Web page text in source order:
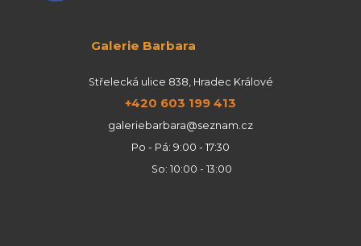
Galerie Barbara
Střelecká ulice 838, Hradec Králové
+420 603 199 413
galeriebarbara@seznam.cz
Po - Pá: 9:00 - 17:30
So: 10:00 - 13:00